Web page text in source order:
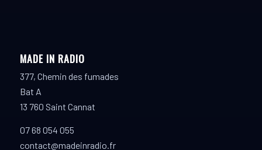
MADE IN RADIO
377, Chemin des fumades
Bat A
13 760 Saint Cannat
07 68 054 055
contact@madeinradio.fr